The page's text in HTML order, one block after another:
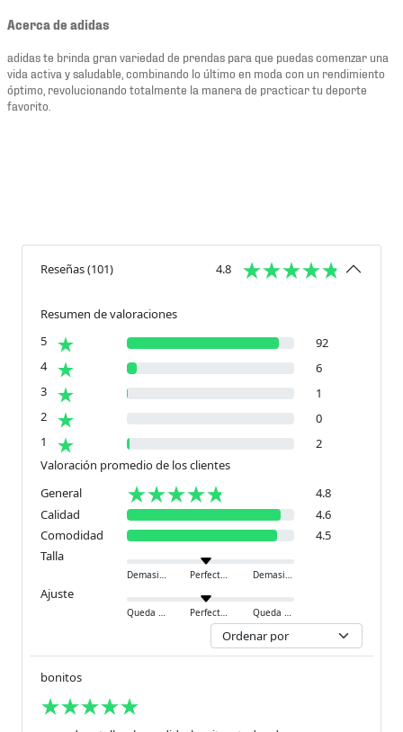
Acerca de adidas
adidas te brinda gran variedad de prendas para que puedas comenzar una
vida activa y saludable, combinando lo último en moda con un rendimiento
óptimo, revolucionando totalmente la manera de practicar tu deporte
favorito.
Reseñas(101) 4.8
Resumen de valoraciones
5
92
4
6
3
1
2
0
1
2
Valoración promedio de los clientes
General
4.8
Calidad
4.6
Comodidad
4.5
Talla
Demasiado pequeño Perfecto Demasiado grande
Ajuste
Queda ajustado Perfecto Queda holgado
bonitos